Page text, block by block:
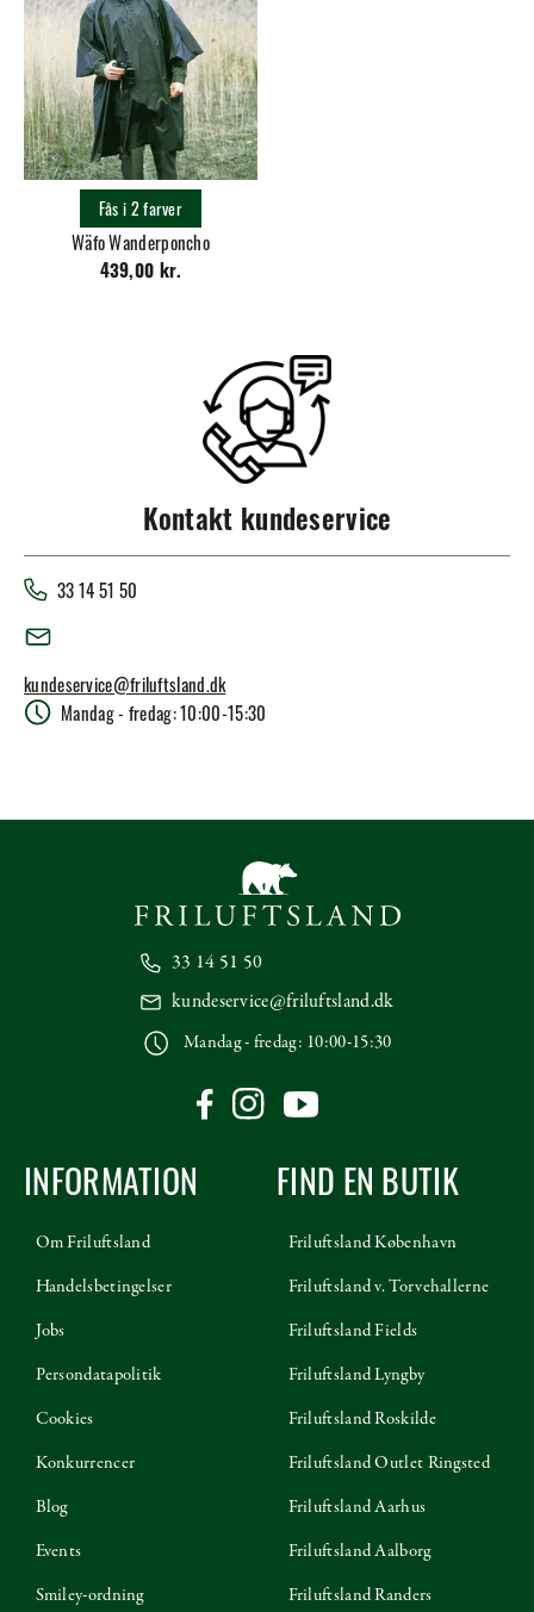
Wäfo Wanderponcho
439,00 kr.
Fås i 2 farver
Kontakt kundeservice
33 14 51 50
kundeservice@friluftsland.dk
Mandag - fredag: 10:00-15:30
33 14 51 50
kundeservice@friluftsland.dk
Mandag - fredag: 10:00-15:30
INFORMATION
Om Friluftsland
Handelsbetingelser
Jobs
Persondatapolitik
Cookies
Konkurrencer
Blog
Events
Smiley-ordning
FIND EN BUTIK
Friluftsland København
Friluftsland v. Torvehallerne
Friluftsland Fields
Friluftsland Lyngby
Friluftsland Roskilde
Friluftsland Outlet Ringsted
Friluftsland Aarhus
Friluftsland Aalborg
Friluftsland Randers